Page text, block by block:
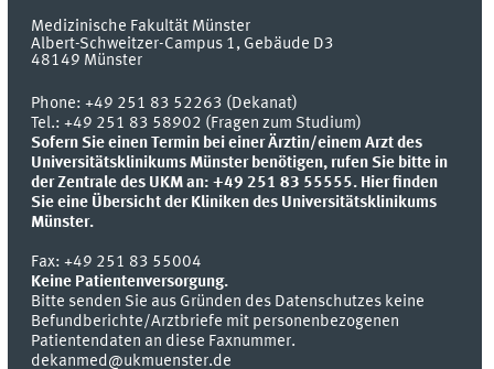
Medizinische Fakultät Münster
Albert-Schweitzer-Campus 1, Gebäude D3
48149 Münster
Phone:+49 251 83 52263 (Dekanat)
Tel.: +49 251 83 58902 (Fragen zum Studium)
Sofern Sie einen Termin bei einer Ärztin/einem Arzt des
Universitätsklinikums Münster benötigen, rufen Sie bitte in
der Zentrale des UKM an: +49 251 83 55555. Hier finden
Sie eine Übersicht der Kliniken des Universitätsklinikums
Münster.
Fax:+49 251 83 55004
Keine Patientenversorgung.
Bitte senden Sie aus Gründen des Datenschutzes keine
Befundberichte/Arztbriefe mit personenbezogenen
Patientendaten an diese Faxnummer.
dekanmed@ukmuenster.de